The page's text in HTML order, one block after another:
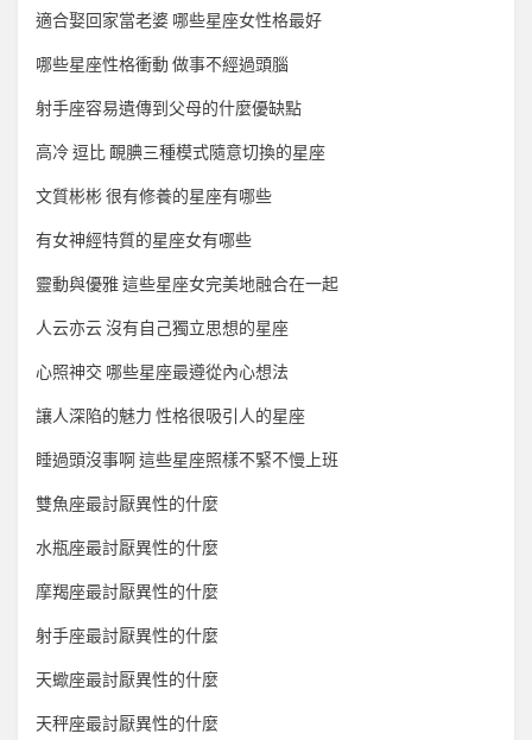
適合娶回家當老婆 哪些星座女性格最好
哪些星座性格衝動 做事不經過頭腦
射手座容易遺傳到父母的什麼優缺點
高冷 逗比 靦腆三種模式隨意切換的星座
文質彬彬 很有修養的星座有哪些
有女神經特質的星座女有哪些
靈動與優雅 這些星座女完美地融合在一起
人云亦云 沒有自己獨立思想的星座
心照神交 哪些星座最遵從內心想法
讓人深陷的魅力 性格很吸引人的星座
睡過頭沒事啊 這些星座照樣不緊不慢上班
雙魚座最討厭異性的什麼
水瓶座最討厭異性的什麼
摩羯座最討厭異性的什麼
射手座最討厭異性的什麼
天蠍座最討厭異性的什麼
天秤座最討厭異性的什麼